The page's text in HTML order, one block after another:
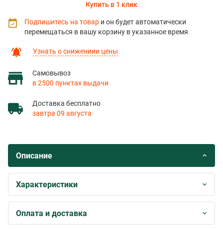
Узнать о снижениии цены
Самовывоз
в 2500 пунктах выдачи
Доставка бесплатно
завтра 09 августа
Купить в 1 клик
Подпишитесь на товар и он будет автоматически
перемещаться в вашу корзину в указанное время
Описание
Характеристики
Оплата и доставка